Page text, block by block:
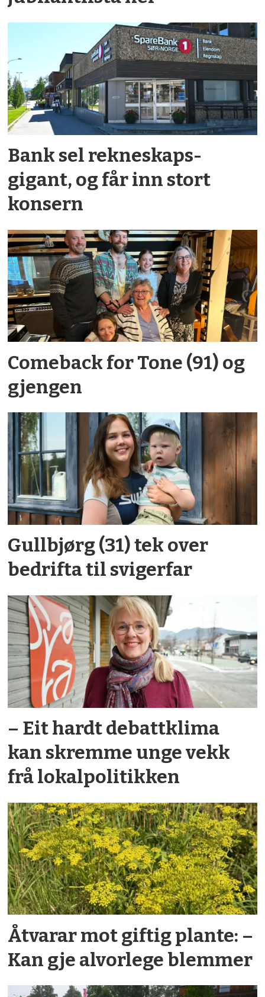
Bank sel rekne­skaps­­
gigant, og får inn stort
konsern
Comeback for Tone (91) og
gjengen
Gullbjørg (31) tek over
bedrifta til svigerfar
– Eit hardt debatt­klima
kan skremme unge vekk
frå lokal­politikken
Åtvarar mot giftig plante: –
Kan gje alvorlege blemmer